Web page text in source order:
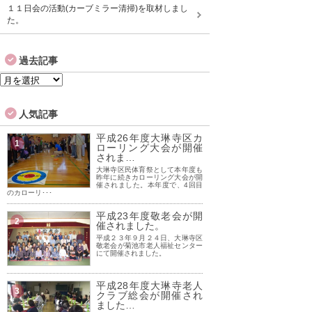
１１日会の活動(カーブミラー清掃)を取材しまし
た。
過去記事
過
記
事
人気記事
1
平成26年度大琳寺区カ
ローリング大会が開催
されま…
大琳寺区民体育祭として本年度も
昨年に続きカローリング大会が開
催されました。本年度で、4回目
のカローリ･･･
2
平成23年度敬老会が開
催されました。
平成２３年９月２４日、大琳寺区
敬老会が菊池市老人福祉センター
にて開催されました。
3
平成28年度大琳寺老人
クラブ総会が開催され
ました…